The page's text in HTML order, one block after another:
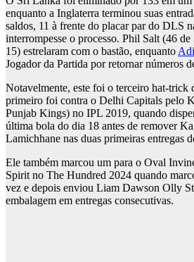
enquanto a Inglaterra terminou suas
saldos, 11 à frente do placar par do DLS
interrompesse o processo. Phil Salt (46
15) estrelaram com o bastão, enquanto
Jogador da Partida por retornar números
Notavelmente, este foi o terceiro hat-trick
primeiro foi contra o Delhi Capitals pelo
Punjab Kings) no IPL 2019, quando
última bola do dia 18 antes de remover
Lamichhane nas duas primeiras entregas
Ele também marcou um para o Oval
Spirit no The Hundred 2024 quando
vez e depois enviou Liam Dawson Olly
embalagem em entregas consecutivas.